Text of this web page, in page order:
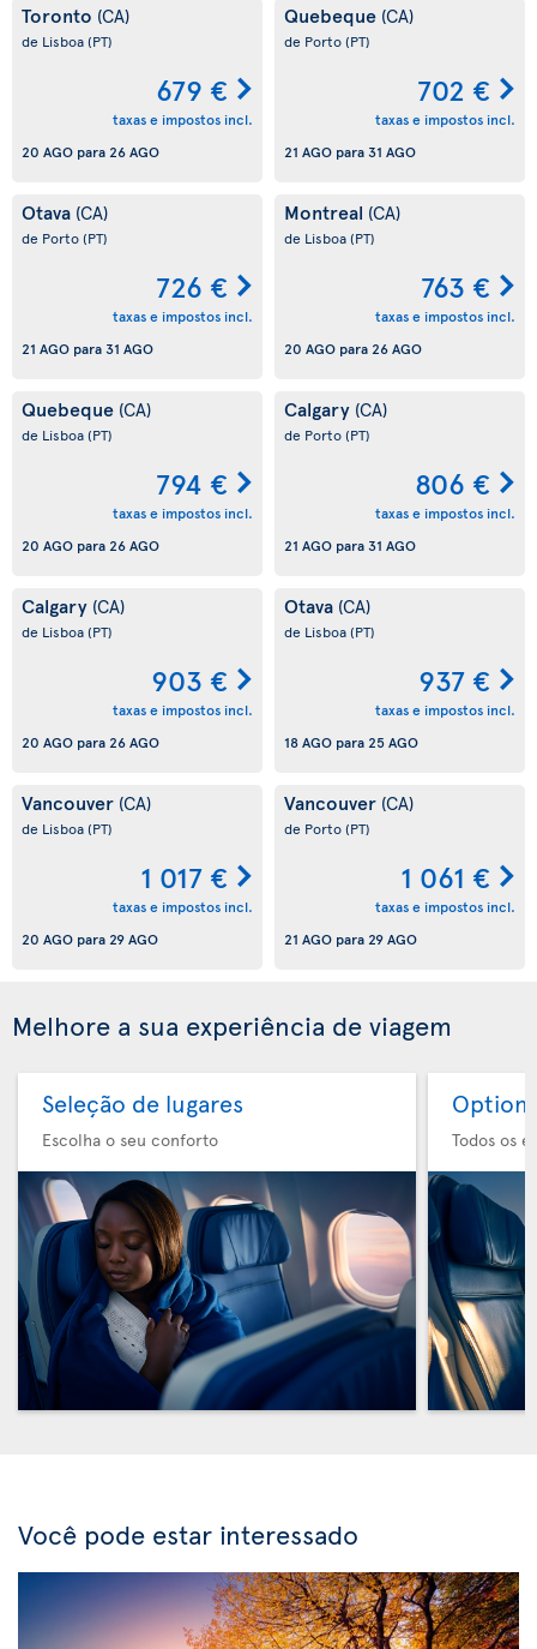
Toronto (CA)
de Lisboa(PT)
679 €
taxas e impostos incl.
20 AGO para26 AGO
Quebeque (CA)
de Porto(PT)
702 €
taxas e impostos incl.
21 AGO para 31 AGO
Otava (CA)
de Porto(PT)
726 €
taxas e impostos incl.
21 AGO para 31 AGO
Montreal (CA)
de Lisboa(PT)
763 €
taxas e impostos incl.
20 AGO para26 AGO
Quebeque (CA)
de Lisboa(PT)
794 €
taxas e impostos incl.
20 AGO para26 AGO
Calgary (CA)
de Porto(PT)
806 €
taxas e impostos incl.
21 AGO para 31 AGO
Calgary (CA)
de Lisboa(PT)
903 €
taxas e impostos incl.
20 AGO para26 AGO
Otava (CA)
de Lisboa(PT)
937 €
taxas e impostos incl.
18 AGO para25 AGO
Vancouver (CA)
de Lisboa(PT)
1 017 €
taxas e impostos incl.
20 AGO para29 AGO
Vancouver (CA)
de Porto(PT)
1 061 €
taxas e impostos incl.
21 AGO para29 AGO
Melhore a sua experiência de viagem
Seleção de lugares
Escolha o seu conforto
Option
Todos os
Você pode estar interessado